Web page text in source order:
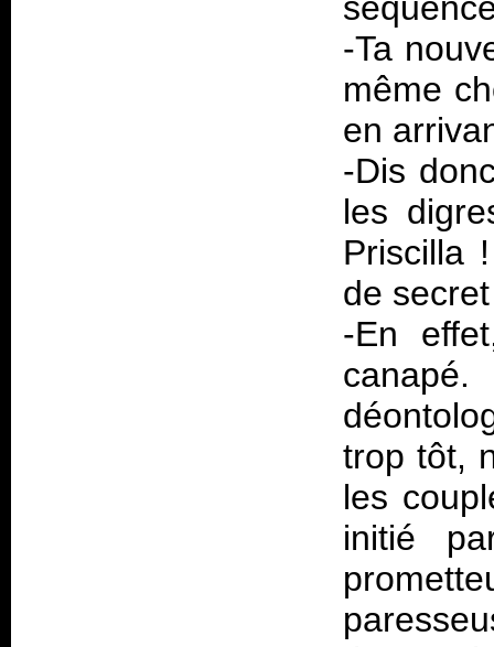
-Ta
même
en
-Dis
les
Priscilla
de
-En
trop tôt,
les
initié